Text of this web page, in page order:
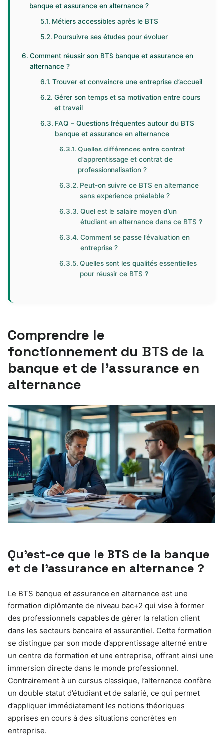
banque et assurance en alternance ?
Métiers accessibles après le BTS
Poursuivre ses études pour évoluer
Comment réussir son BTS banque et assurance en
alternance ?
Trouver et convaincre une entreprise d’accueil
Gérer son temps et sa motivation entre cours
et travail
FAQ – Questions fréquentes autour du BTS
banque et assurance en alternance
Quelles différences entre contrat
d’apprentissage et contrat de
professionnalisation ?
Peut-on suivre ce BTS en alternance
sans expérience préalable ?
Quel est le salaire moyen d’un
étudiant en alternance dans ce BTS ?
Comment se passe l’évaluation en
entreprise ?
Quelles sont les qualités essentielles
pour réussir ce BTS ?
Comprendre le
fonctionnement du BTS de la
banque et de l’assurance en
alternance
Qu’est-ce que le BTS de la banque
et de l’assurance en alternance ?
Le BTS banque et assurance en alternance est une
formation diplômante de niveau bac+2 qui vise à former
des professionnels capables de gérer la relation client
dans les secteurs bancaire et assurantiel. Cette formation
se distingue par son mode d’apprentissage alterné entre
un centre de formation et une entreprise, offrant ainsi une
immersion directe dans le monde professionnel.
Contrairement à un cursus classique, l’alternance confère
un double statut d’étudiant et de salarié, ce qui permet
d’appliquer immédiatement les notions théoriques
apprises en cours à des situations concrètes en
entreprise.